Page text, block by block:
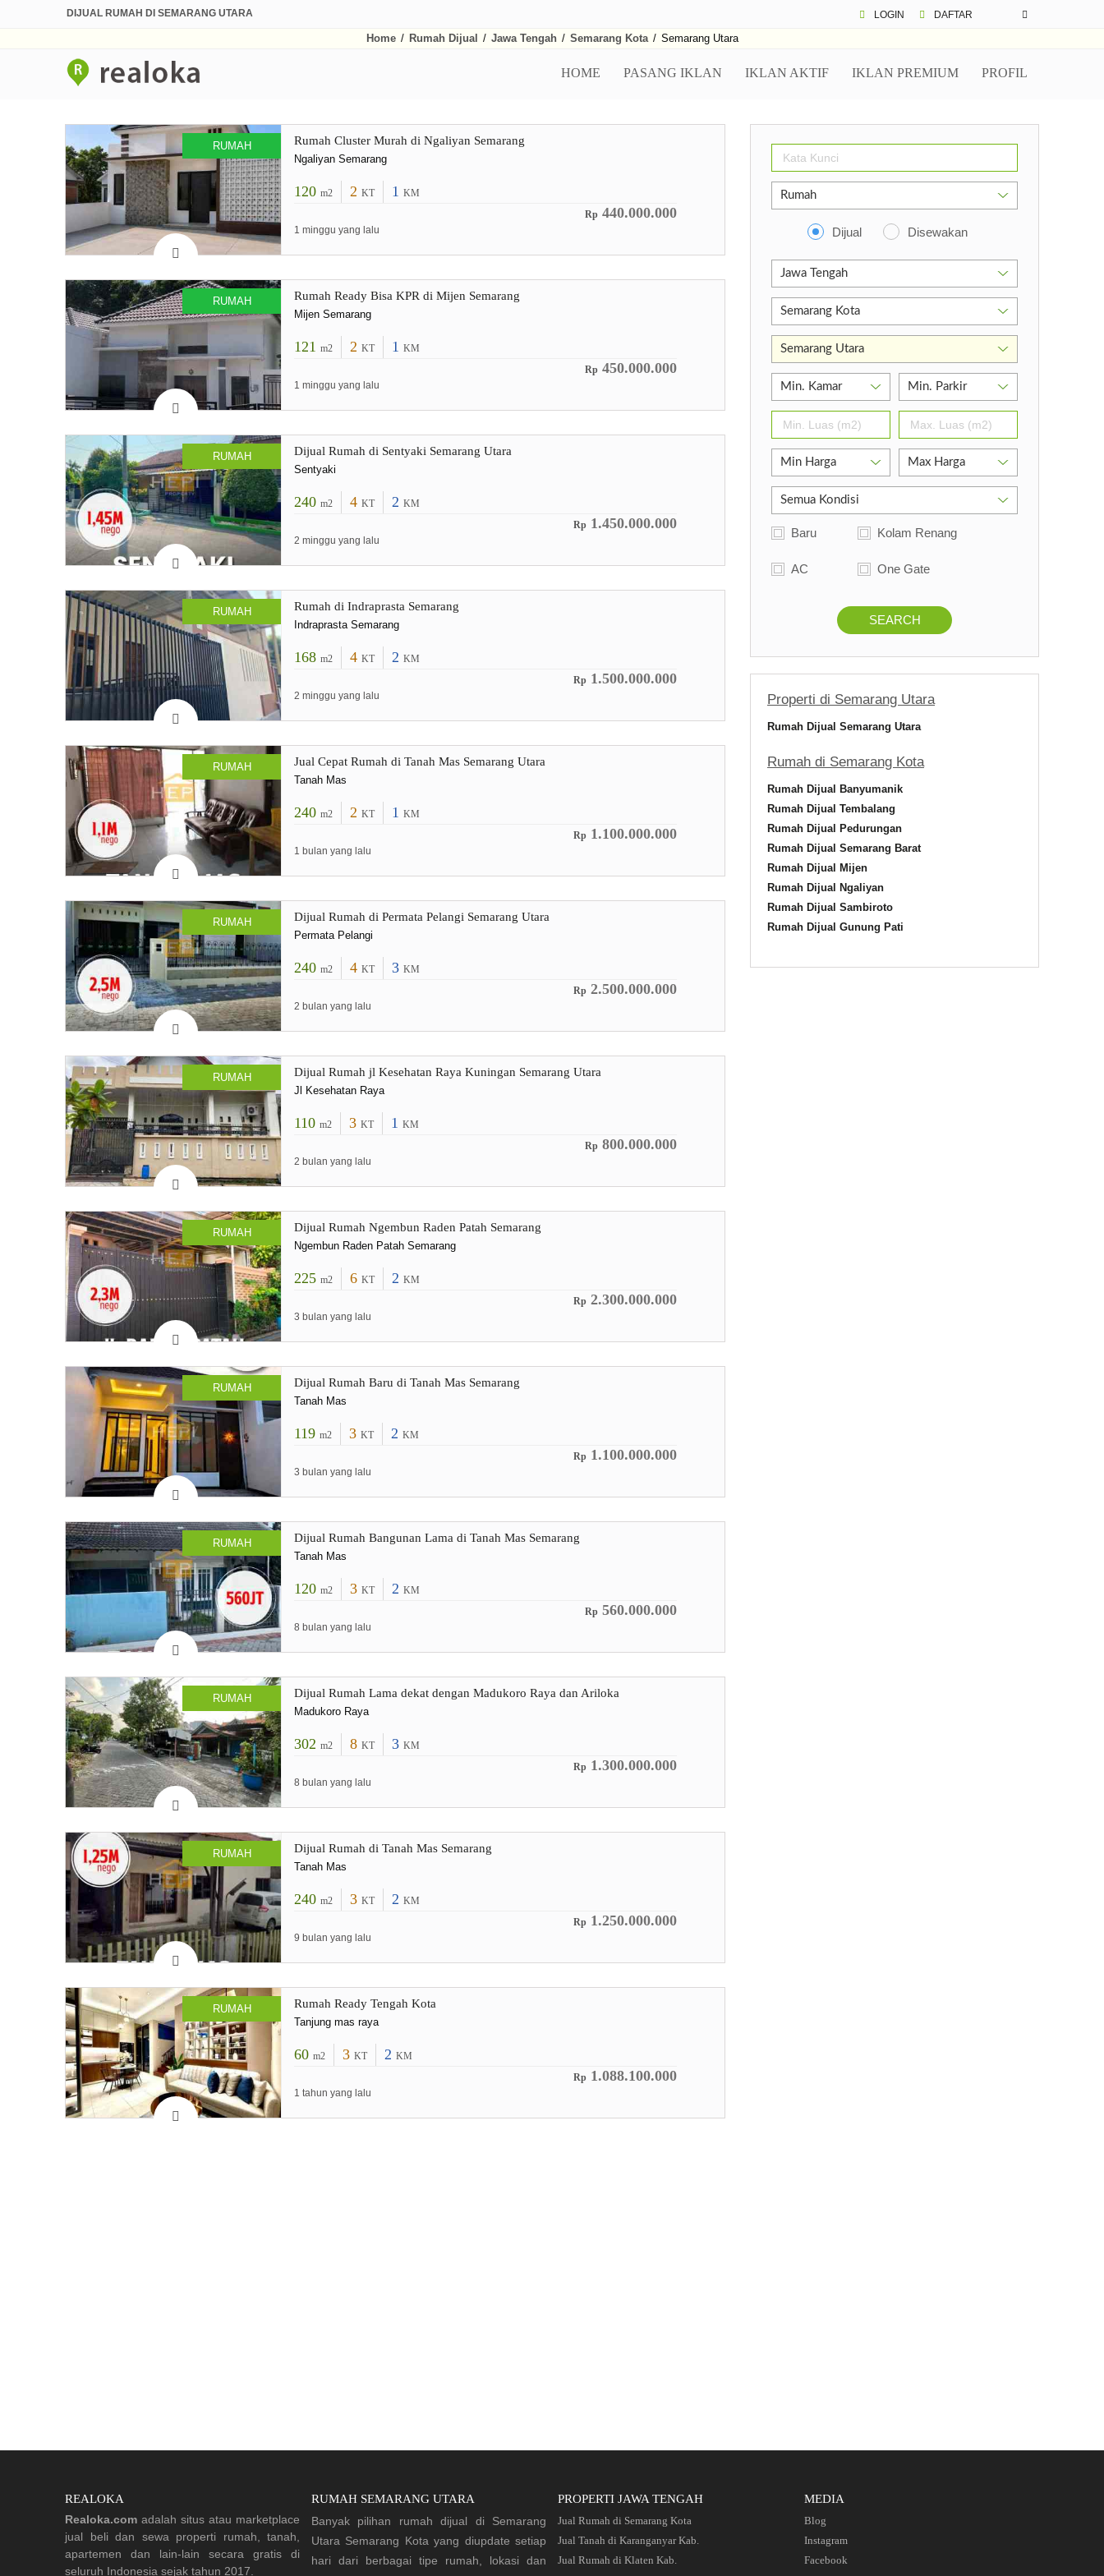
DIJUAL RUMAH DI SEMARANG UTARA LOGIN DAFTAR
Home / Rumah Dijual / Jawa Tengah / Semarang Kota / Semarang Utara
HOME PASANG IKLAN IKLAN AKTIF IKLAN PREMIUM PROFIL
RUMAH Rumah Cluster Murah di Ngaliyan Semarang
Ngaliyan Semarang
120 m2 2 KT 1 KM
Rp 440.000.000
1 minggu yang lalu
RUMAH Rumah Ready Bisa KPR di Mijen Semarang
Mijen Semarang
121 m2 2 KT 1 KM
Rp 450.000.000
1 minggu yang lalu
RUMAH Dijual Rumah di Sentyaki Semarang Utara
Sentyaki
240 m2 4 KT 2 KM
Rp 1.450.000.000
2 minggu yang lalu
RUMAH Rumah di Indraprasta Semarang
Indraprasta Semarang
168 m2 4 KT 2 KM
Rp 1.500.000.000
2 minggu yang lalu
RUMAH Jual Cepat Rumah di Tanah Mas Semarang Utara
Tanah Mas
240 m2 2 KT 1 KM
Rp 1.100.000.000
1 bulan yang lalu
RUMAH Dijual Rumah di Permata Pelangi Semarang Utara
Permata Pelangi
240 m2 4 KT 3 KM
Rp 2.500.000.000
2 bulan yang lalu
RUMAH Dijual Rumah jl Kesehatan Raya Kuningan Semarang Utara
Jl Kesehatan Raya
110 m2 3 KT 1 KM
Rp 800.000.000
2 bulan yang lalu
RUMAH Dijual Rumah Ngembun Raden Patah Semarang
Ngembun Raden Patah Semarang
225 m2 6 KT 2 KM
Rp 2.300.000.000
3 bulan yang lalu
RUMAH Dijual Rumah Baru di Tanah Mas Semarang
Tanah Mas
119 m2 3 KT 2 KM
Rp 1.100.000.000
3 bulan yang lalu
RUMAH Dijual Rumah Bangunan Lama di Tanah Mas Semarang
Tanah Mas
120 m2 3 KT 2 KM
Rp 560.000.000
8 bulan yang lalu
RUMAH Dijual Rumah Lama dekat dengan Madukoro Raya dan Ariloka
Madukoro Raya
302 m2 8 KT 3 KM
Rp 1.300.000.000
8 bulan yang lalu
RUMAH Dijual Rumah di Tanah Mas Semarang
Tanah Mas
240 m2 3 KT 2 KM
Rp 1.250.000.000
9 bulan yang lalu
RUMAH Rumah Ready Tengah Kota
Tanjung mas raya
60 m2 3 KT 2 KM
Rp 1.088.100.000
1 tahun yang lalu
Dijual Disewakan
Baru Kolam Renang
AC One Gate
SEARCH
Properti di Semarang Utara
Rumah Dijual Semarang Utara
Rumah di Semarang Kota
Rumah Dijual Banyumanik
Rumah Dijual Tembalang
Rumah Dijual Pedurungan
Rumah Dijual Semarang Barat
Rumah Dijual Mijen
Rumah Dijual Ngaliyan
Rumah Dijual Sambiroto
Rumah Dijual Gunung Pati
REALOKA
Realoka.com adalah situs atau marketplace
jual beli dan sewa properti rumah, tanah,
apartemen dan lain-lain secara gratis di
seluruh Indonesia sejak tahun 2017.
RUMAH SEMARANG UTARA
Banyak pilihan rumah dijual di Semarang
Utara Semarang Kota yang diupdate setiap
hari dari berbagai tipe rumah, lokasi dan
PROPERTI JAWA TENGAH
Jual Rumah di Semarang Kota
Jual Tanah di Karanganyar Kab.
Jual Rumah di Klaten Kab.
MEDIA
Blog
Instagram
Facebook